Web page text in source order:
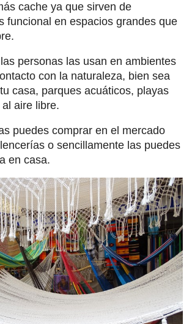
cache ya que sirven de
funcional en espacios grandes que
personas las usan en ambientes
con la naturaleza, bien sea
casa, parques acuáticos, playas
aire libre.
puedes comprar en el mercado
o sencillamente las puedes
en casa.